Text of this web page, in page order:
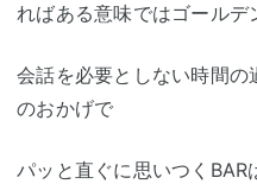
ればある意味ではゴールデ
会話を必要としない時間の
のおかげで
パッと直ぐに思いつく